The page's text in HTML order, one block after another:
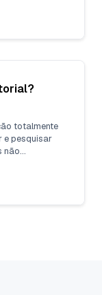
totalmente
e pesquisar
não